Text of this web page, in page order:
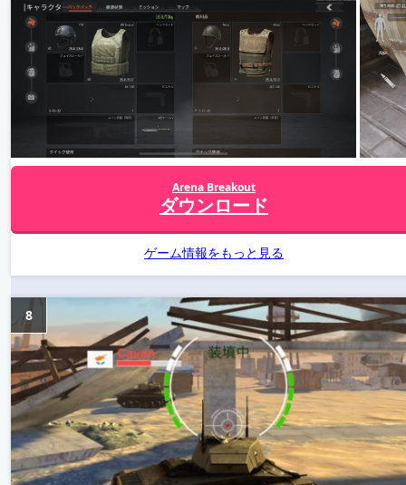
Arena Breakout
ダウンロード
ゲーム情報をもっと見る
8